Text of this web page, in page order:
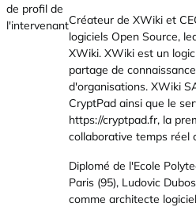
Créateur de XWiki et
logiciels Open Source,
XWiki. XWiki est un
partage de
d'organisations. XWiki
CryptPad ainsi que le
https://cryptpad.fr, la
collaborative temps réel
Diplomé de l'Ecole
Paris (95), Ludovic
comme architecte